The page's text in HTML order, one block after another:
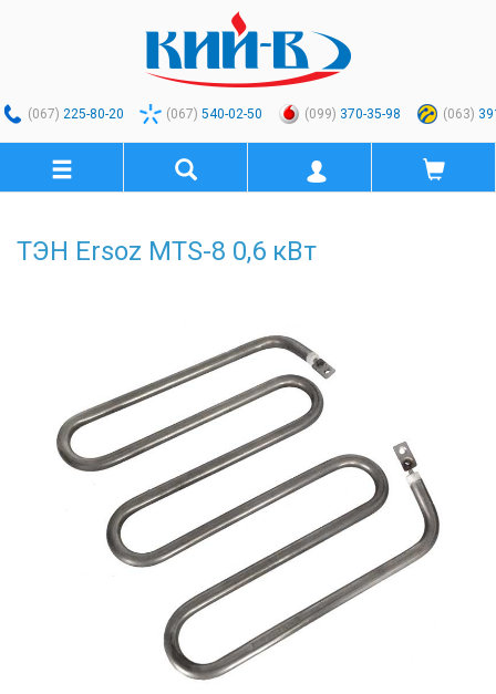
(067) 225-80-20 (067) 540-02-50 (099) 370-35-98 (063)
ТЭН Ersoz MTS-8 0,6 кВт